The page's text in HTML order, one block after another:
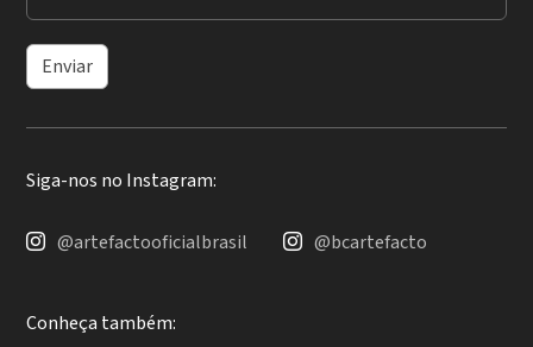
Enviar
Siga-nos no Instagram:
@artefactooficialbrasil @bcartefacto
Conheça também: